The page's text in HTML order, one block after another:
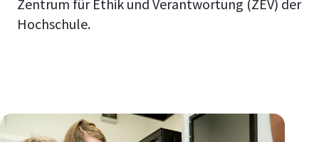
Zentrum für Ethik und Verantwortung (ZEV) der
Hochschule.